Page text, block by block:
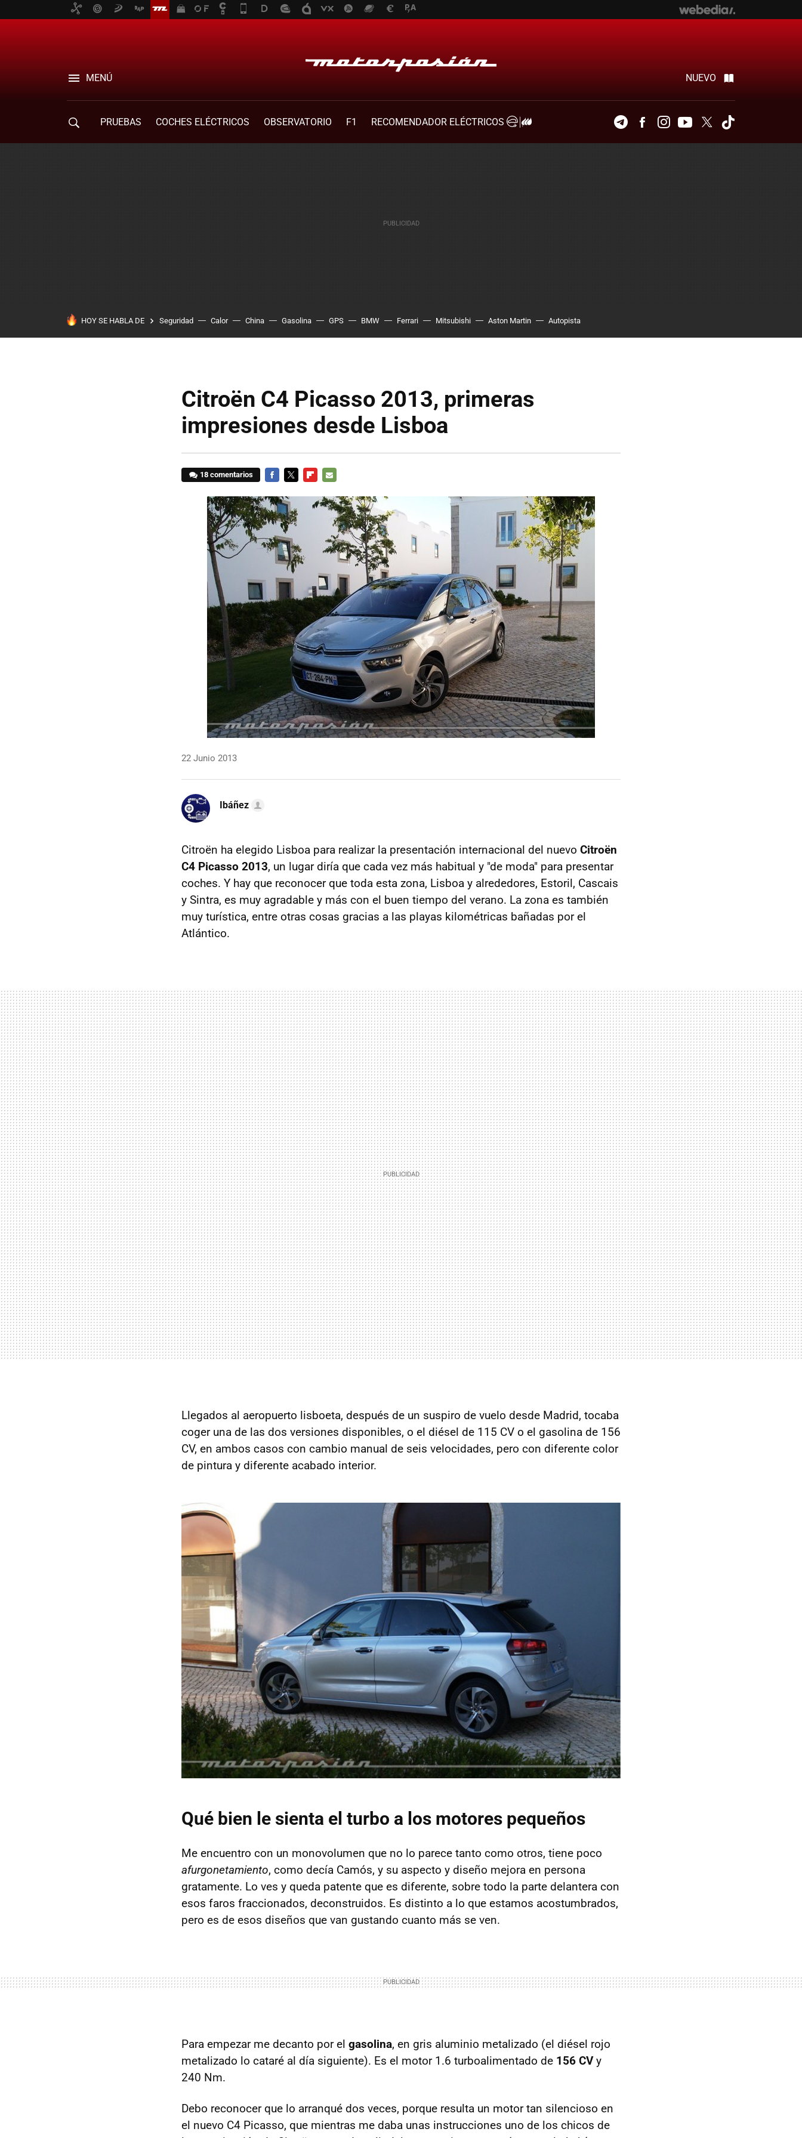
MENÚ NUEVO
PRUEBAS COCHES ELÉCTRICOS OBSERVATORIO F1
RECOMENDADOR ELÉCTRICOS
TelegramFacebookInstagramYoutubeTwitter
HOY SE HABLA DE Seguridad Calor China Gasolina GPS BMW Ferrari Mitsubishi Aston Martin Autopista
Citroën C4 Picasso 2013, primeras
impresiones desde Lisboa
18 comentarios
MAIL
22 Junio 2013
Ibáñez
Citroën ha elegido Lisboa para realizar la presentación internacional del nuevo Citroën
C4 Picasso 2013, un lugar diría que cada vez más habitual y "de moda" para presentar
coches. Y hay que reconocer que toda esta zona, Lisboa y alrededores, Estoril, Cascais
y Sintra, es muy agradable y más con el buen tiempo del verano. La zona es también
muy turística, entre otras cosas gracias a las playas kilométricas bañadas por el
Atlántico.
Llegados al aeropuerto lisboeta, después de un suspiro de vuelo desde Madrid, tocaba
coger una de las dos versiones disponibles, o el diésel de 115 CV o el gasolina de 156
CV, en ambos casos con cambio manual de seis velocidades, pero con diferente color
de pintura y diferente acabado interior.
Qué bien le sienta el turbo a los motores pequeños
Me encuentro con un monovolumen que no lo parece tanto como otros, tiene poco
afurgonetamiento, como decía Camós, y su aspecto y diseño mejora en persona
gratamente. Lo ves y queda patente que es diferente, sobre todo la parte delantera con
esos faros fraccionados, deconstruidos. Es distinto a lo que estamos acostumbrados,
pero es de esos diseños que van gustando cuanto más se ven.
Para empezar me decanto por el gasolina, en gris aluminio metalizado (el diésel rojo
metalizado lo cataré al día siguiente). Es el motor 1.6 turboalimentado de 156 CVy
240 Nm.
Debo reconocer que lo arranqué dos veces, porque resulta un motor tan silencioso en
el nuevo C4 Picasso, que mientras me daba unas instrucciones uno de los chicos de